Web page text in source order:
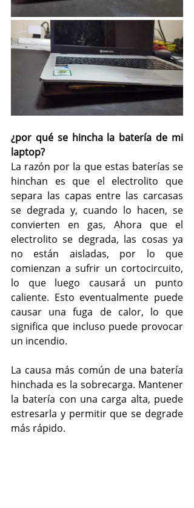
¿por qué se hincha la batería de mi
laptop?
La razón por la que estas baterías se
hinchan es que el electrolito que
separa las capas entre las carcasas
se degrada y, cuando lo hacen, se
convierten en gas, Ahora que el
electrolito se degrada, las cosas ya
no están aisladas, por lo que
comienzan a sufrir un cortocircuito,
lo que luego causará un punto
caliente. Esto eventualmente puede
causar una fuga de calor, lo que
significa que incluso puede provocar
un incendio.
La causa más común de una batería
hinchada es la sobrecarga. Mantener
la batería con una carga alta, puede
estresarla y permitir que se degrade
más rápido.